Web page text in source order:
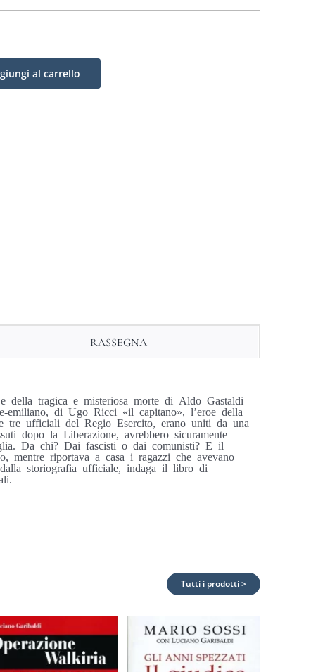
al carrello
RASSEGNA
della tragica e misteriosa morte di Aldo Gastaldi
emiliano, di Ugo Ricci «il capitano», l’eroe della
tre ufficiali del Regio Esercito, erano uniti da una
dopo la Liberazione, avrebbero sicuramente
Da chi? Dai fascisti o dai comunisti? E il
riportava a casa i ragazzi che avevano
storiografia ufficiale, indaga il libro di
Tutti i prodotti >